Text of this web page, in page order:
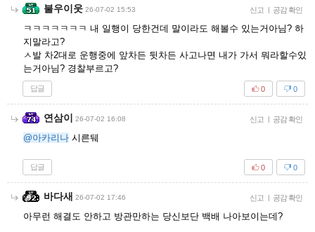
불우이웃 26-07-02 15:53 신고 | 공감 확인
ㅋㅋㅋㅋㅋㅋㅋ 내 일행이 당한건데 말이라도 해볼수 있는거아님? 하
지말라고?
ㅅ발 차2대로 운행중에 앞차든 뒷차든 사고나면 내가 가서 뭐라할수있
는거아님? 경찰부르고?
답글 0
0
연삼이 26-07-02 16:08 신고 | 공감 확인
@아카리나 시른뒈
답글 0
0
바다새 26-07-02 17:46 신고 | 공감 확인
아무런 해결도 안하고 방관만하는 당신보단 백배 나아보이는데?